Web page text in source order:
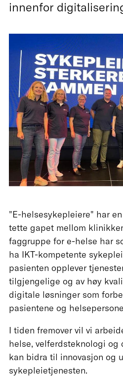
innenfor
"E-helsesykepleiere" har
tette gapet mellom
faggruppe for e-helse har
ha IKT-kompetente
pasienten opplever
tilgjengelige og av høy
digitale løsninger som
pasientene og
I tiden fremover vil vi
helse, velferdsteknologi og
kan bidra til innovasjon og
sykepleietjenesten.